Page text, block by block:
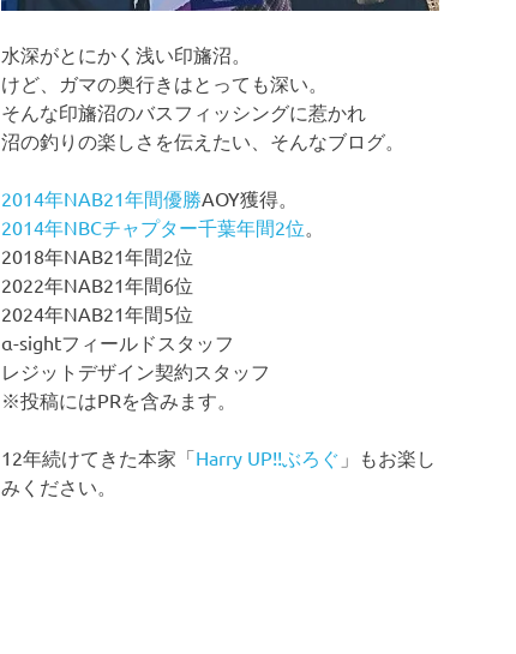
水深がとにかく浅い印旛沼。
けど、ガマの奥行きはとっても深い。
そんな印旛沼のバスフィッシングに惹かれ
沼の釣りの楽しさを伝えたい、そんなブログ。
2014年NAB21年間優勝AOY獲得。
2014年NBCチャプター千葉年間2位
2018年NAB21年間2位
2022年NAB21年間6位
2024年NAB21年間5位
α-sightフィールドスタッフ
レジットデザイン契約スタッフ
※投稿にはPRを含みます。
12年続けてきた本家「Harry UP!!ぶろぐ 」もお楽し
みください。